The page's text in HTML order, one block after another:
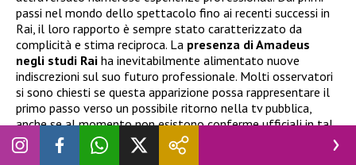
passi nel mondo dello spettacolo fino ai recenti successi in
Rai, il loro rapporto è sempre stato caratterizzato da
complicità e stima reciproca. La presenza di Amadeus
negli studi Rai ha inevitabilmente alimentato nuove
indiscrezioni sul suo futuro professionale. Molti osservatori
si sono chiesti se questa apparizione possa rappresentare il
primo passo verso un possibile ritorno nella tv pubblica,
anche se al momento non esistono conferme ufficiali in tal
senso.